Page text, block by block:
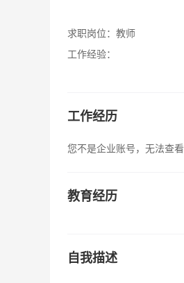
求职岗位： 教师
工作经验：
工作经历
您不是企业账号，无法查看
教育经历
自我描述